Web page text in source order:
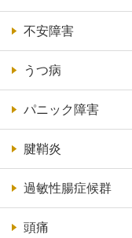
不安障害
うつ病
パニック障害
腱鞘炎
過敏性腸症候群
頭痛